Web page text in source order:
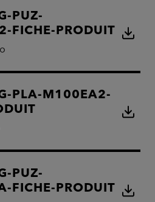
PUZ-
FICHE-PRODUIT
PLA-M100EA2-
PUZ-
FICHE-PRODUIT